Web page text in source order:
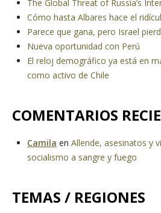
The Global Threat of Russia’s
Cómo hasta Albares hace el
Parece que gana, pero Israel
Nueva oportunidad con Perú
El reloj demográfico ya está en
como activo de Chile
COMENTARIOS
Camila en Allende, asesinatos y
socialismo a sangre y fuego
TEMAS / REGIONES